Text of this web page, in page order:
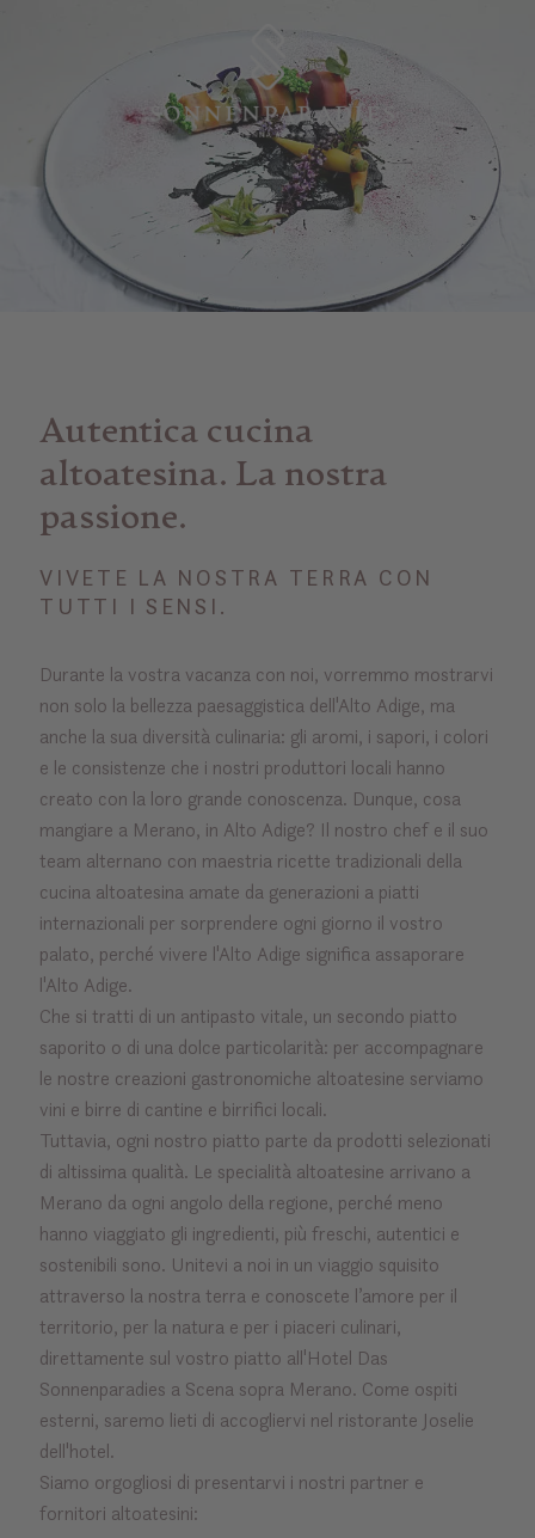
Autentica cucina
altoatesina. La nostra
passione.
VIVETE LA NOSTRA TERRA CON
TUTTI I SENSI.
Durante la vostra vacanza con noi, vorremmo mostrarvi
non solo la bellezza paesaggistica dell'Alto Adige, ma
anche la sua diversità culinaria: gli aromi, i sapori, i colori
e le consistenze che i nostri produttori locali hanno
creato con la loro grande conoscenza. Dunque, cosa
mangiare a Merano, in Alto Adige? Il nostro chef e il suo
team alternano con maestria ricette tradizionali della
cucina altoatesina amate da generazioni a piatti
internazionali per sorprendere ogni giorno il vostro
palato, perché vivere l'Alto Adige significa assaporare
l'Alto Adige.
Che si tratti di un antipasto vitale, un secondo piatto
saporito o di una dolce particolarità: per accompagnare
le nostre creazioni gastronomiche altoatesine serviamo
vini e birre di cantine e birrifici locali.
Tuttavia, ogni nostro piatto parte da prodotti selezionati
di altissima qualità. Le specialità altoatesine arrivano a
Merano da ogni angolo della regione, perché meno
hanno viaggiato gli ingredienti, più freschi, autentici e
sostenibili sono. Unitevi a noi in un viaggio squisito
attraverso la nostra terra e conoscete l’amore per il
territorio, per la natura e per i piaceri culinari,
direttamente sul vostro piatto all'Hotel Das
Sonnenparadies a Scena sopra Merano. Come ospiti
esterni, saremo lieti di accogliervi nel ristorante Joselie
dell'hotel.
Siamo orgogliosi di presentarvi i nostri partner e
fornitori altoatesini: